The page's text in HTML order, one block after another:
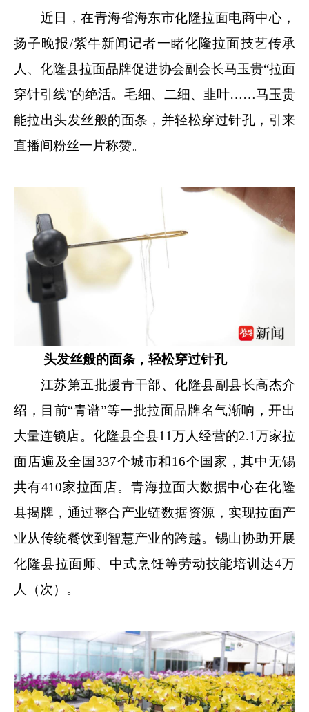
近日，在青海省海东市化隆拉面电商中心，
扬子晚报/紫牛新闻记者一睹化隆拉面技艺传承
人、化隆县拉面品牌促进协会副会长马玉贵“拉面
穿针引线”的绝活。毛细、二细、韭叶……马玉贵
能拉出头发丝般的面条，并轻松穿过针孔，引来
直播间粉丝一片称赞。
头发丝般的面条，轻松穿过针孔
江苏第五批援青干部、化隆县副县长高杰介
绍，目前“青谱”等一批拉面品牌名气渐响，开出
大量连锁店。化隆县全县11万人经营的2.1万家拉
面店遍及全国337个城市和16个国家，其中无锡
共有410家拉面店。青海拉面大数据中心在化隆
县揭牌，通过整合产业链数据资源，实现拉面产
业从传统餐饮到智慧产业的跨越。锡山协助开展
化隆县拉面师、中式烹饪等劳动技能培训达4万
人（次）。